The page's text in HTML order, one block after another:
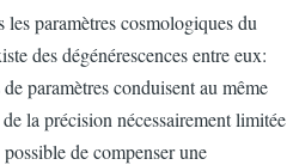
paramètres cosmologiques du
des dégénérescences entre eux:
paramètres conduisent au même
la précision nécessairement limitée
de compenser une